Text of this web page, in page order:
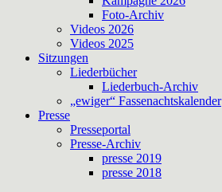
Foto-Archiv
Videos 2026
Videos 2025
Sitzungen
Liederbücher
Liederbuch-Archiv
„ewiger“ Fassenachtskalender
Presse
Presseportal
Presse-Archiv
presse 2019
presse 2018